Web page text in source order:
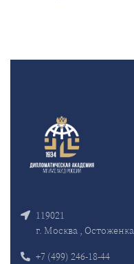
119021
г. Москва ,
+7 (499) 246-18-44